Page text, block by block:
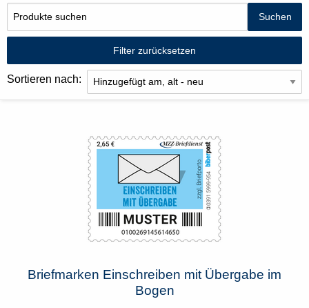
Sortieren nach:
Filter zurücksetzen
Briefmarken Einschreiben mit Übergabe im
Bogen